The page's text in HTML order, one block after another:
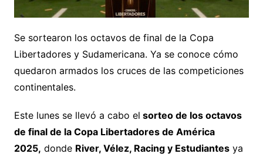
Se sortearon los octavos de final de la Copa
Libertadores y Sudamericana. Ya se conoce cómo
quedaron armados los cruces de las competiciones
continentales.
Este lunes se llevó a cabo el sorteo de los octavos
de final de la Copa Libertadores de América
2025, donde River, Vélez, Racing y Estudiantesya